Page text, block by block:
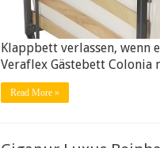
Klappbett verlassen, wenn
Veraflex Gästebett Colonia
Read More »